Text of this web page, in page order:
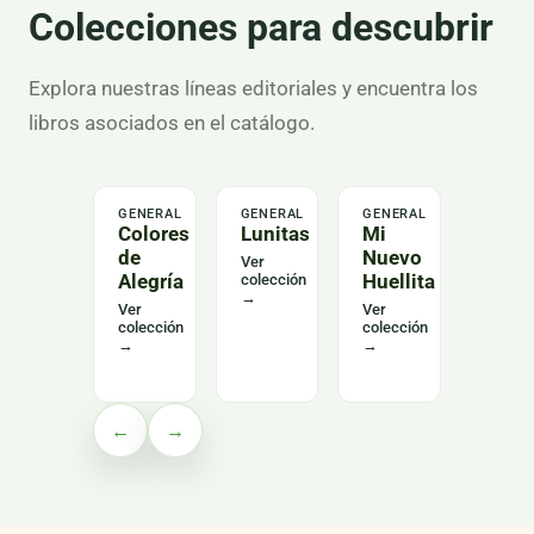
Colecciones para descubrir
Explora nuestras líneas editoriales y encuentra los
libros asociados en el catálogo.
GENERAL
Colores
de
Alegría
Ver
colección
→
GENERAL
Lunitas
Ver
colección
→
GENERAL
Mi
Nuevo
Huellita
Ver
colección
→
← →